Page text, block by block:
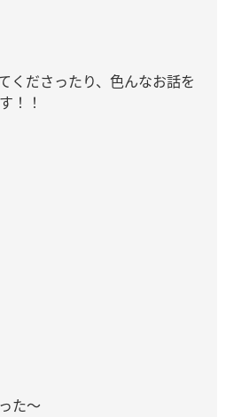
くださったり、色んなお話を
！！
た〜